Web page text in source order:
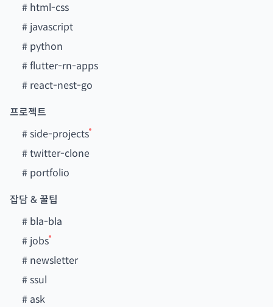
# html-css
# javascript
# python
#flutter-rn-apps
# react-nest-go
프로젝트
#side-projects
#twitter-clone
# portfolio
잡담 & 꿀팁
# bla-bla
# jobs
# newsletter
#ssul
# ask